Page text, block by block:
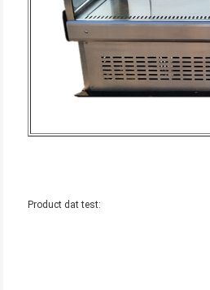
Product dat test: